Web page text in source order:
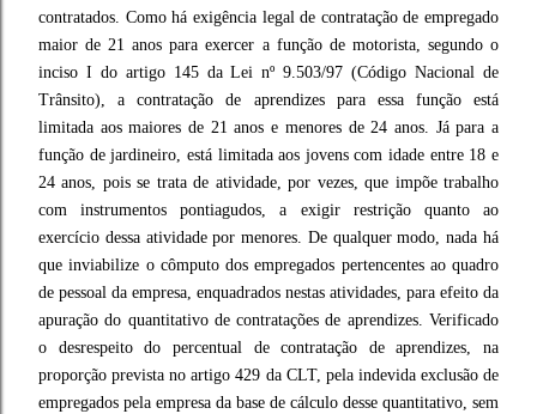
contratados. Como há exigência legal de contratação de empregado
maior de 21 anos para exercer a função de motorista, segundo o
inciso I do artigo 145 da Lei nº 9.503/97 (Código Nacional de
Trânsito), a contratação de aprendizes para essa função está
limitada aos maiores de 21 anos e menores de 24 anos. Já para a
função de jardineiro, está limitada aos jovens com idade entre 18 e
24 anos, pois se trata de atividade, por vezes, que impõe trabalho
com instrumentos pontiagudos, a exigir restrição quanto ao
exercício dessa atividade por menores. De qualquer modo, nada há
que inviabilize o cômputo dos empregados pertencentes ao quadro
de pessoal da empresa, enquadrados nestas atividades, para efeito da
apuração do quantitativo de contratações de aprendizes. Verificado
o desrespeito do percentual de contratação de aprendizes, na
proporção prevista no artigo 429 da CLT, pela indevida exclusão de
empregados pela empresa da base de cálculo desse quantitativo, sem